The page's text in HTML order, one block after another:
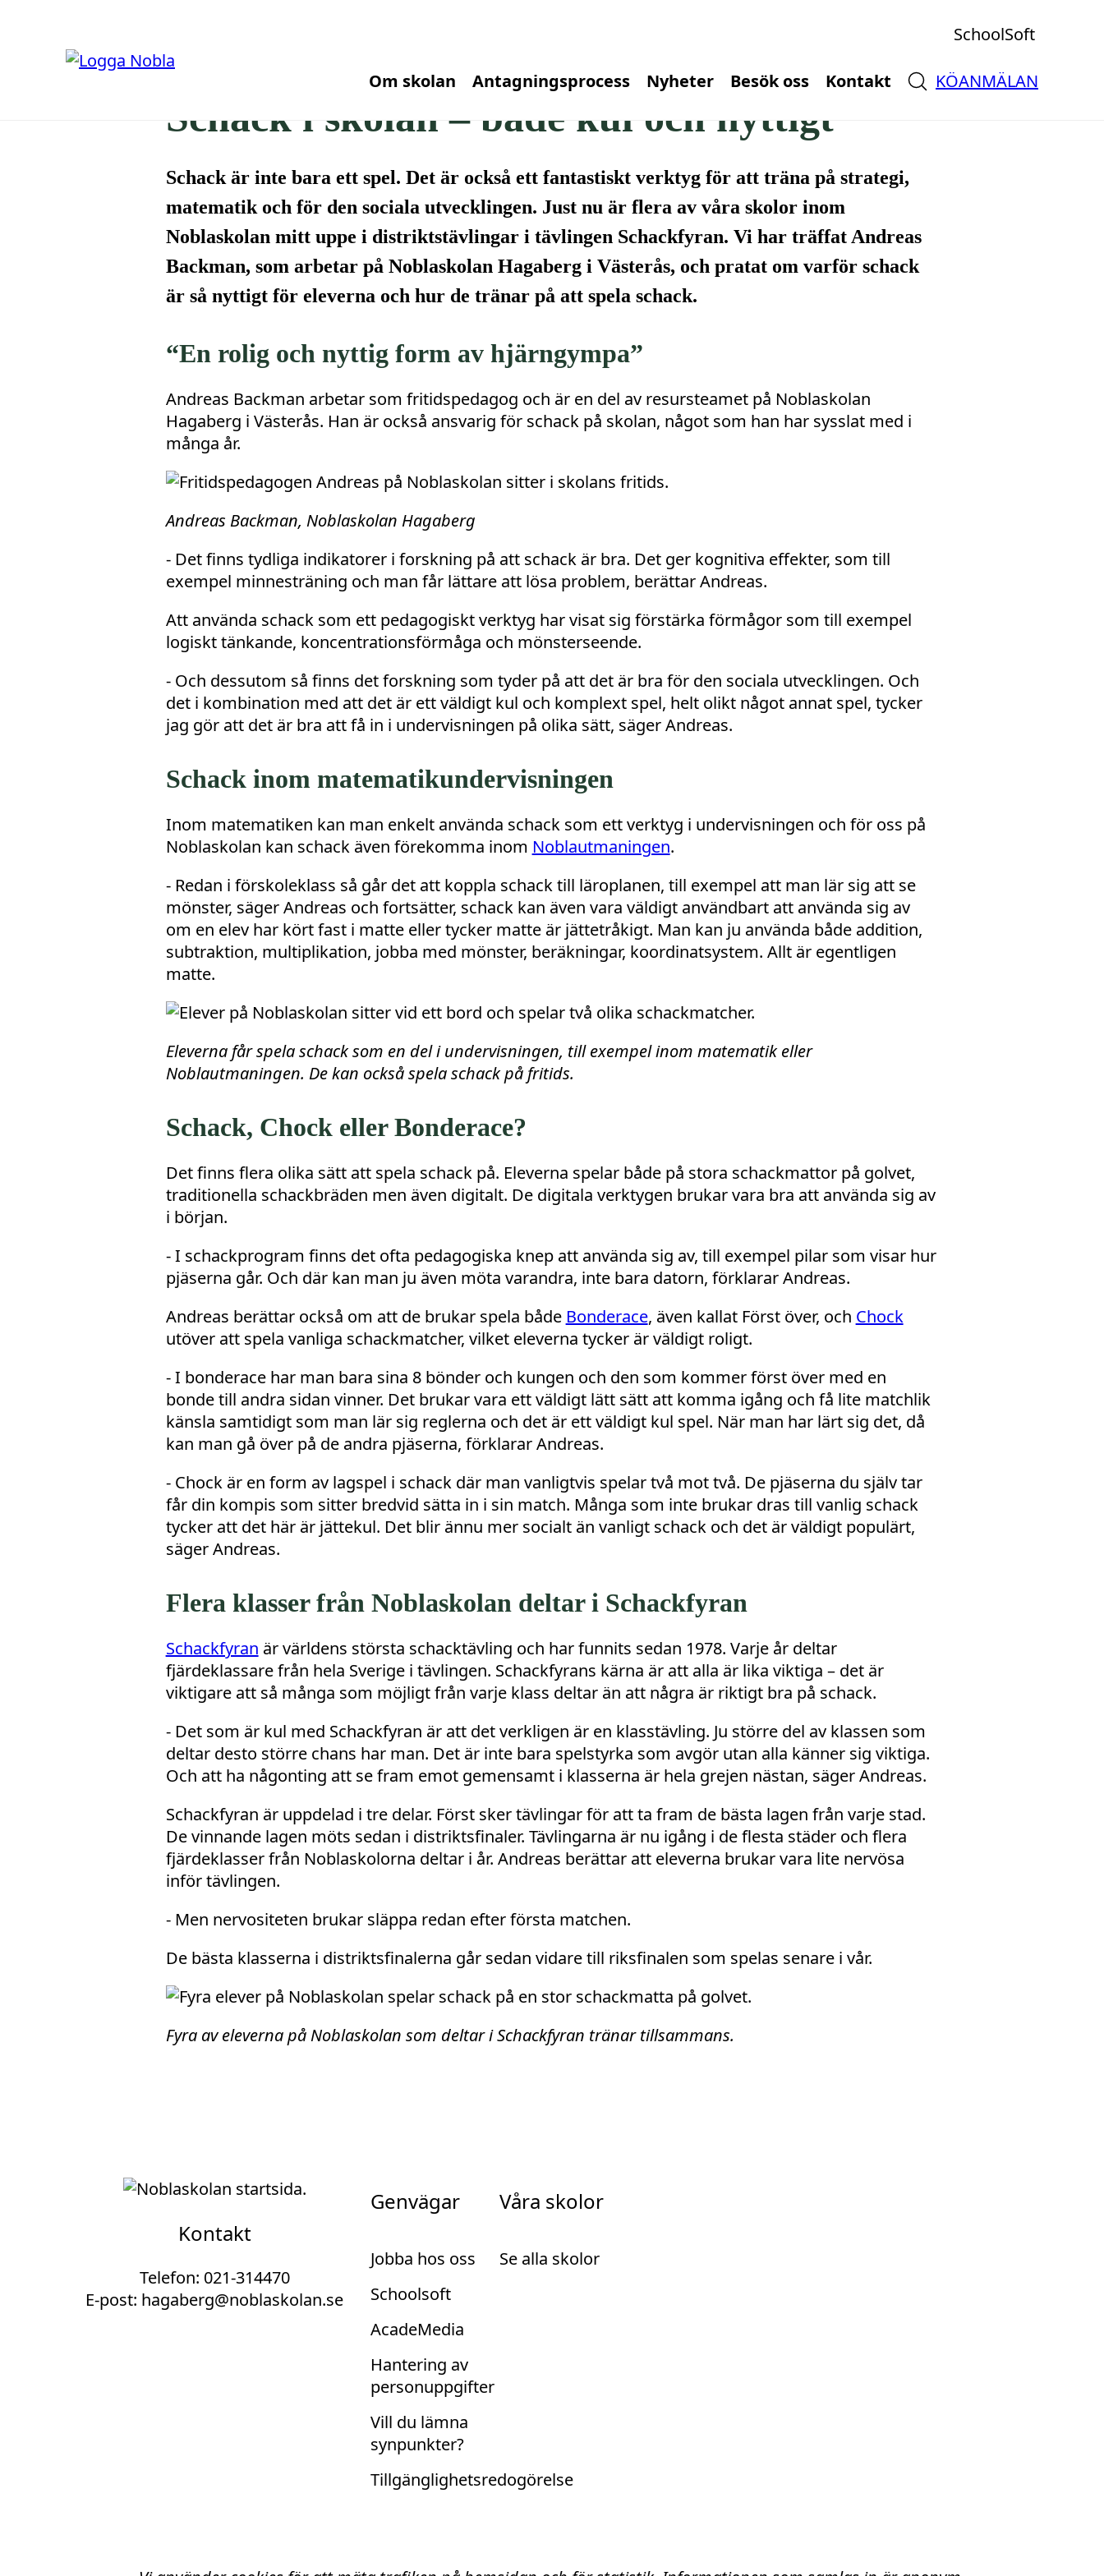
Om skolan Antagningsprocess Nyheter Besök oss Kontakt
SchoolSoft
KÖANMÄLAN
Schack i skolan – både kul och nyttigt
Schack i skolan – både kul och nyttigt
Schack är inte bara ett spel. Det är också ett fantastiskt verktyg för att träna på strategi,
matematik och för den sociala utvecklingen. Just nu är flera av våra skolor inom
Noblaskolan mitt uppe i distriktstävlingar i tävlingen Schackfyran. Vi har träffat Andreas
Backman, som arbetar på Noblaskolan Hagaberg i Västerås, och pratat om varför schack
är så nyttigt för eleverna och hur de tränar på att spela schack.
“En rolig och nyttig form av hjärngympa”
Andreas Backman arbetar som fritidspedagog och är en del av resursteamet på Noblaskolan
Hagaberg i Västerås. Han är också ansvarig för schack på skolan, något som han har sysslat med i
många år.
Andreas Backman, Noblaskolan Hagaberg
- Det finns tydliga indikatorer i forskning på att schack är bra. Det ger kognitiva effekter, som till
exempel minnesträning och man får lättare att lösa problem, berättar Andreas.
Att använda schack som ett pedagogiskt verktyg har visat sig förstärka förmågor som till exempel
logiskt tänkande, koncentrationsförmåga och mönsterseende.
- Och dessutom så finns det forskning som tyder på att det är bra för den sociala utvecklingen. Och
det i kombination med att det är ett väldigt kul och komplext spel, helt olikt något annat spel, tycker
jag gör att det är bra att få in i undervisningen på olika sätt, säger Andreas.
Schack inom matematikundervisningen
Inom matematiken kan man enkelt använda schack som ett verktyg i undervisningen och för oss på
Noblaskolan kan schack även förekomma inom Noblautmaningen.
- Redan i förskoleklass så går det att koppla schack till läroplanen, till exempel att man lär sig att se
mönster, säger Andreas och fortsätter, schack kan även vara väldigt användbart att använda sig av
om en elev har kört fast i matte eller tycker matte är jättetråkigt. Man kan ju använda både addition,
subtraktion, multiplikation, jobba med mönster, beräkningar, koordinatsystem. Allt är egentligen
matte.
Eleverna får spela schack som en del i undervisningen, till exempel inom matematik eller
Noblautmaningen. De kan också spela schack på fritids.
Schack, Chock eller Bonderace?
Det finns flera olika sätt att spela schack på. Eleverna spelar både på stora schackmattor på golvet,
traditionella schackbräden men även digitalt. De digitala verktygen brukar vara bra att använda sig av
i början.
- I schackprogram finns det ofta pedagogiska knep att använda sig av, till exempel pilar som visar hur
pjäserna går. Och där kan man ju även möta varandra, inte bara datorn, förklarar Andreas.
Andreas berättar också om att de brukar spela både Bonderace, även kallat Först över, och Chock
utöver att spela vanliga schackmatcher, vilket eleverna tycker är väldigt roligt.
- I bonderace har man bara sina 8 bönder och kungen och den som kommer först över med en
bonde till andra sidan vinner. Det brukar vara ett väldigt lätt sätt att komma igång och få lite matchlik
känsla samtidigt som man lär sig reglerna och det är ett väldigt kul spel. När man har lärt sig det, då
kan man gå över på de andra pjäserna, förklarar Andreas.
- Chock är en form av lagspel i schack där man vanligtvis spelar två mot två. De pjäserna du själv tar
får din kompis som sitter bredvid sätta in i sin match. Många som inte brukar dras till vanlig schack
tycker att det här är jättekul. Det blir ännu mer socialt än vanligt schack och det är väldigt populärt,
säger Andreas.
Flera klasser från Noblaskolan deltar i Schackfyran
Schackfyran är världens största schacktävling och har funnits sedan 1978. Varje år deltar
fjärdeklassare från hela Sverige i tävlingen. Schackfyrans kärna är att alla är lika viktiga – det är
viktigare att så många som möjligt från varje klass deltar än att några är riktigt bra på schack.
- Det som är kul med Schackfyran är att det verkligen är en klasstävling. Ju större del av klassen som
deltar desto större chans har man. Det är inte bara spelstyrka som avgör utan alla känner sig viktiga.
Och att ha någonting att se fram emot gemensamt i klasserna är hela grejen nästan, säger Andreas.
Schackfyran är uppdelad i tre delar. Först sker tävlingar för att ta fram de bästa lagen från varje stad.
De vinnande lagen möts sedan i distriktsfinaler. Tävlingarna är nu igång i de flesta städer och flera
fjärdeklasser från Noblaskolorna deltar i år. Andreas berättar att eleverna brukar vara lite nervösa
inför tävlingen.
- Men nervositeten brukar släppa redan efter första matchen.
De bästa klasserna i distriktsfinalerna går sedan vidare till riksfinalen som spelas senare i vår.
Fyra av eleverna på Noblaskolan som deltar i Schackfyran tränar tillsammans.
Kontakt
Telefon: 021-314470
E-post: hagaberg@noblaskolan.se
Genvägar
Jobba hos oss
Schoolsoft
AcadeMedia
Hantering av
personuppgifter
Vill du lämna
synpunkter?
Tillgänglighetsredogörelse
Våra skolor
Se alla skolor